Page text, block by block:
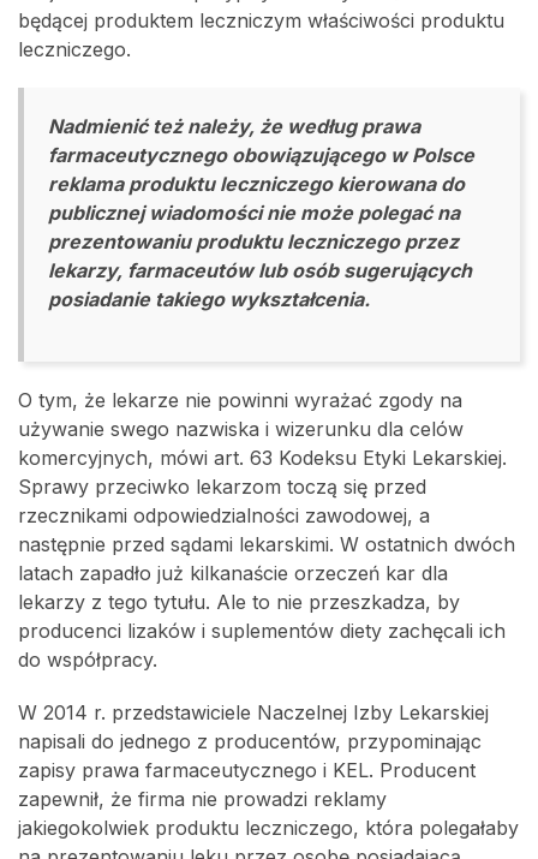
będącej produktem leczniczym właściwości produktu
leczniczego.
Nadmienić też należy, że według prawa
farmaceutycznego obowiązującego w Polsce
reklama produktu leczniczego kierowana do
publicznej wiadomości nie może polegać na
prezentowaniu produktu leczniczego przez
lekarzy, farmaceutów lub osób sugerujących
posiadanie takiego wykształcenia.
O tym, że lekarze nie powinni wyrażać zgody na
używanie swego nazwiska i wizerunku dla celów
komercyjnych, mówi art. 63 Kodeksu Etyki Lekarskiej.
Sprawy przeciwko lekarzom toczą się przed
rzecznikami odpowiedzialności zawodowej, a
następnie przed sądami lekarskimi. W ostatnich dwóch
latach zapadło już kilkanaście orzeczeń kar dla
lekarzy z tego tytułu. Ale to nie przeszkadza, by
producenci lizaków i suplementów diety zachęcali ich
do współpracy.
W 2014 r. przedstawiciele Naczelnej Izby Lekarskiej
napisali do jednego z producentów, przypominając
zapisy prawa farmaceutycznego i KEL. Producent
zapewnił, że firma nie prowadzi reklamy
jakiegokolwiek produktu leczniczego, która polegałaby